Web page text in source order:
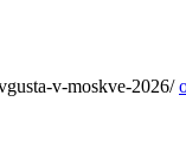
v-moskve-2026/